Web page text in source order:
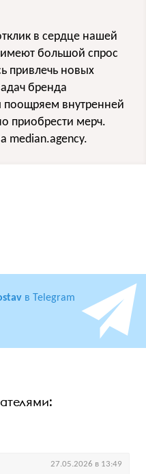
в сердце нашей
большой спрос
привлечь новых
бренда
поощряем внутренней
приобрести мерч.
median.agency.
в Telegram
27.05.2026 в 13:49